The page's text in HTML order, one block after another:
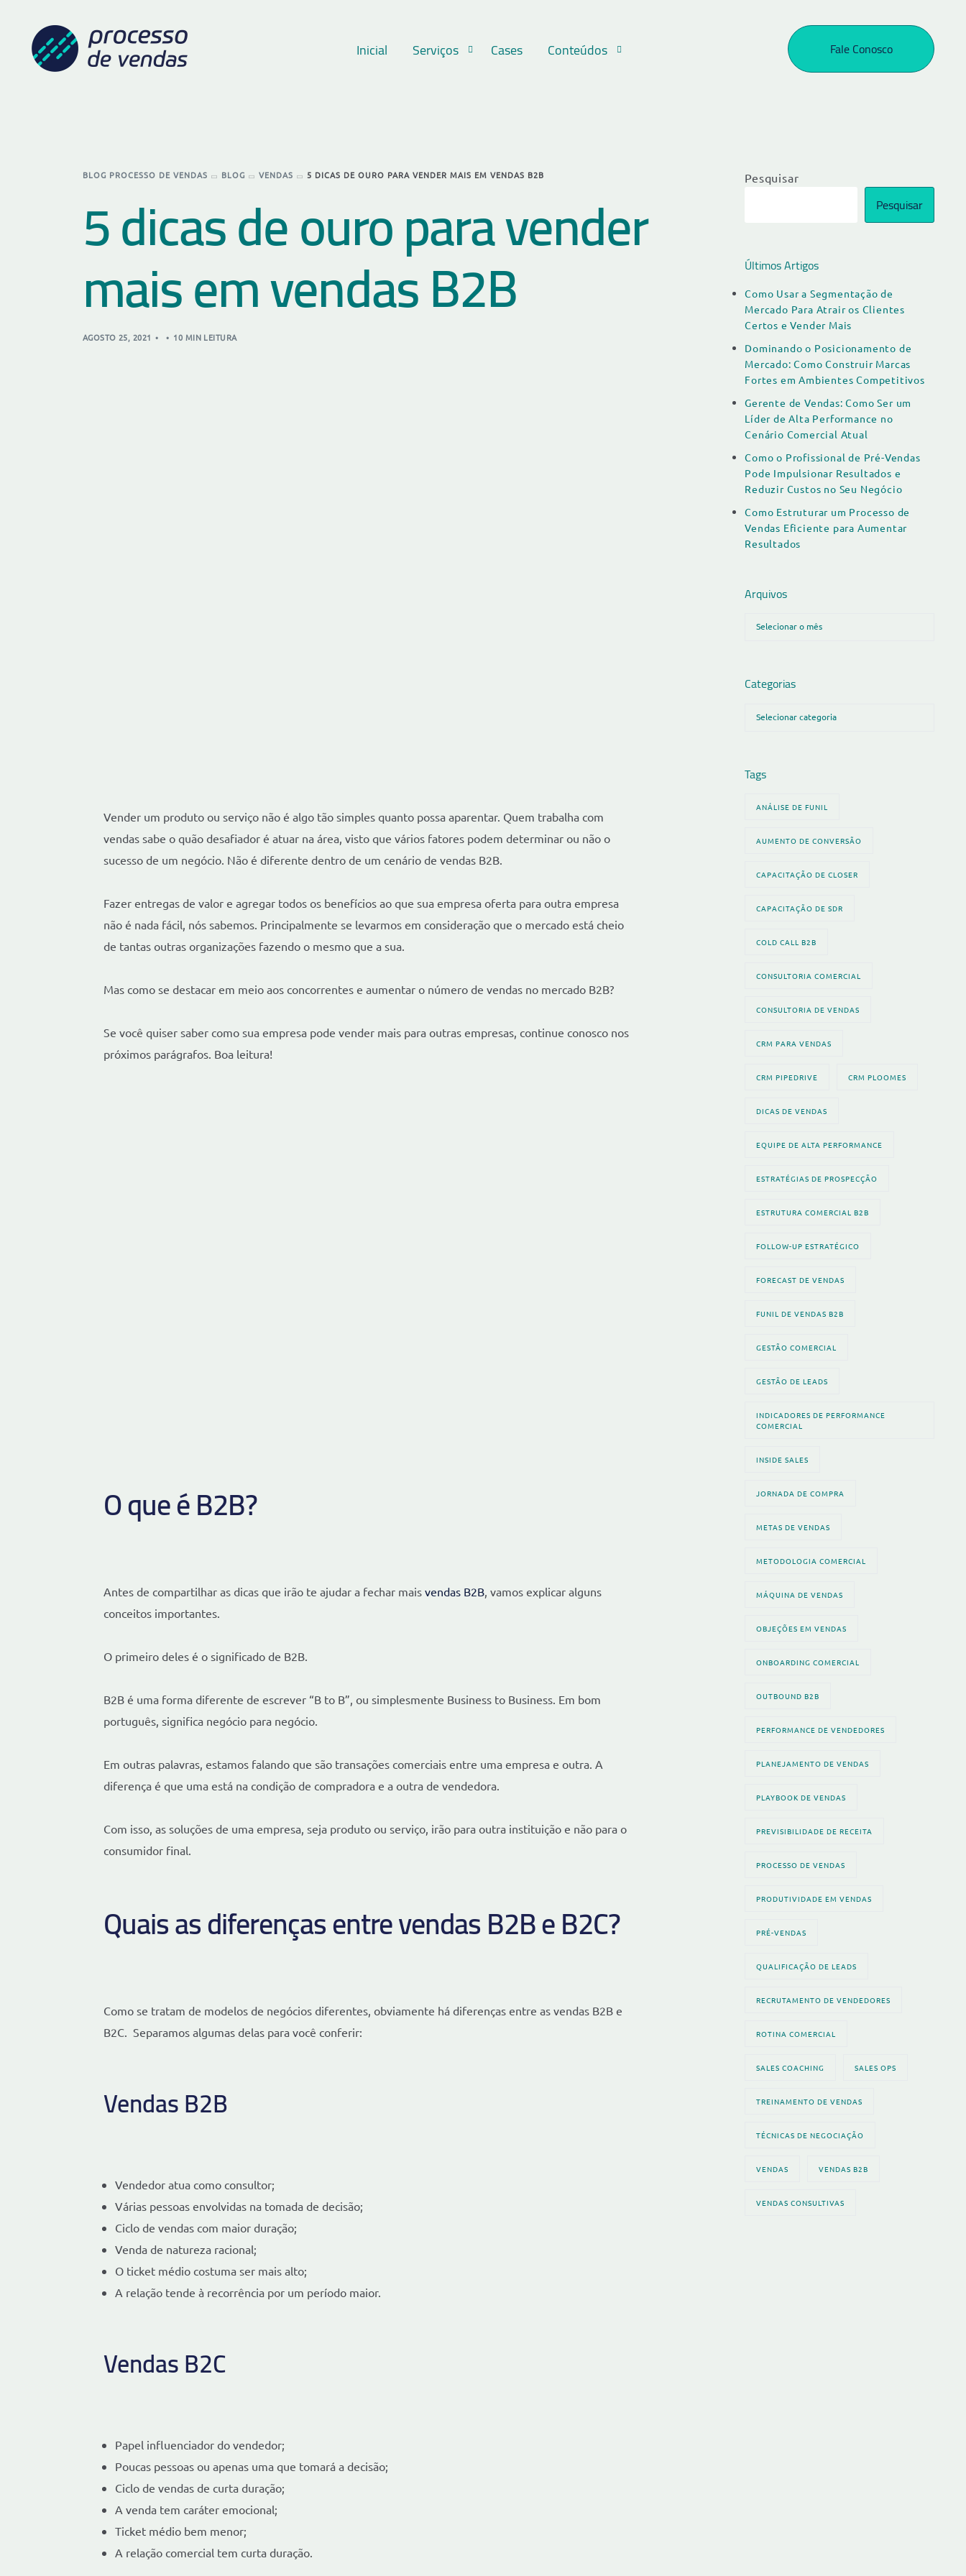
Inicial Serviços Cases Conteúdos Fale Conosco
BLOG PROCESSO DE VENDAS BLOG VENDAS 5 DICAS DE OURO PARA VENDER MAIS EM VENDAS B2B
5 dicas de ouro para vender
mais em vendas B2B
AGOSTO 25, 2021 10 MIN LEITURA
Vender um produto ou serviço não é algo tão simples quanto possa aparentar. Quem trabalha com
vendas sabe o quão desafiador é atuar na área, visto que vários fatores podem determinar ou não o
sucesso de um negócio. Não é diferente dentro de um cenário de vendas B2B.
Fazer entregas de valor e agregar todos os benefícios ao que sua empresa oferta para outra empresa
não é nada fácil, nós sabemos. Principalmente se levarmos em consideração que o mercado está cheio
de tantas outras organizações fazendo o mesmo que a sua.
Mas como se destacar em meio aos concorrentes e aumentar o número de vendas no mercado B2B?
Se você quiser saber como sua empresa pode vender mais para outras empresas, continue conosco nos
próximos parágrafos. Boa leitura!
O que é B2B?
Antes de compartilhar as dicas que irão te ajudar a fechar maisvendas B2B, vamos explicar alguns
conceitos importantes.
O primeiro deles é o significado de B2B.
B2B é uma forma diferente de escrever “B to B”, ou simplesmente Business to Business. Em bom
português, significa negócio para negócio.
Em outras palavras, estamos falando que são transações comerciais entre uma empresa e outra. A
diferença é que uma está na condição de compradora e a outra de vendedora.
Com isso, as soluções de uma empresa, seja produto ou serviço, irão para outra instituição e não para o
consumidor final.
Quais as diferenças entre vendas B2B e B2C?
Como se tratam de modelos de negócios diferentes, obviamente há diferenças entre as vendas B2B e
B2C. Separamos algumas delas para você conferir:
Vendas B2B
Vendedor atua como consultor;
Várias pessoas envolvidas na tomada de decisão;
Ciclo de vendas com maior duração;
Venda de natureza racional;
O ticket médio costuma ser mais alto;
A relação tende à recorrência por um período maior.
Vendas B2C
Papel influenciador do vendedor;
Poucas pessoas ou apenas uma que tomará a decisão;
Ciclo de vendas de curta duração;
A venda tem caráter emocional;
Ticket médio bem menor;
A relação comercial tem curta duração.
Pesquisar
Pesquisar
Últimos Artigos
Como Usar a Segmentação de
Mercado Para Atrair os Clientes
Certos e Vender Mais
Dominando o Posicionamento de
Mercado: Como Construir Marcas
Fortes em Ambientes Competitivos
Gerente de Vendas: Como Ser um
Líder de Alta Performance no
Cenário Comercial Atual
Como o Profissional de Pré-Vendas
Pode Impulsionar Resultados e
Reduzir Custos no Seu Negócio
Como Estruturar um Processo de
Vendas Eficiente para Aumentar
Resultados
Arquivos
Categorias
Tags
ANÁLISE DE FUNIL
AUMENTO DE CONVERSÃO
CAPACITAÇÃO DE CLOSER
CAPACITAÇÃO DE SDR
COLD CALL B2B
CONSULTORIA COMERCIAL
CONSULTORIA DE VENDAS
CRM PARA VENDAS
CRM PIPEDRIVE CRM PLOOMES
DICAS DE VENDAS
EQUIPE DE ALTA PERFORMANCE
ESTRATÉGIAS DE PROSPECÇÃO
ESTRUTURA COMERCIAL B2B
FOLLOW-UP ESTRATÉGICO
FORECAST DE VENDAS
FUNIL DE VENDAS B2B
GESTÃO COMERCIAL
GESTÃO DE LEADS
INDICADORES DE PERFORMANCE
COMERCIAL
INSIDE SALES
JORNADA DE COMPRA
METAS DE VENDAS
METODOLOGIA COMERCIAL
MÁQUINA DE VENDAS
OBJEÇÕES EM VENDAS
ONBOARDING COMERCIAL
OUTBOUND B2B
PERFORMANCE DE VENDEDORES
PLANEJAMENTO DE VENDAS
PLAYBOOK DE VENDAS
PREVISIBILIDADE DE RECEITA
PROCESSO DE VENDAS
PRODUTIVIDADE EM VENDAS
PRÉ-VENDAS
QUALIFICAÇÃO DE LEADS
RECRUTAMENTO DE VENDEDORES
ROTINA COMERCIAL
SALES COACHING SALES OPS
TREINAMENTO DE VENDAS
TÉCNICAS DE NEGOCIAÇÃO
VENDAS VENDAS B2B
VENDAS CONSULTIVAS